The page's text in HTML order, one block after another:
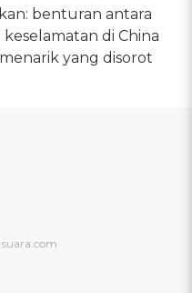
benturan antara
di China
yang disorot